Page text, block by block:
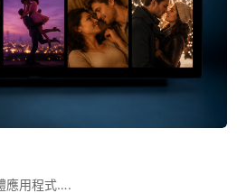
應用程式….